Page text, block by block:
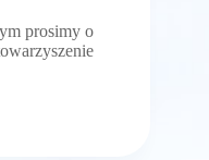
prosimy o